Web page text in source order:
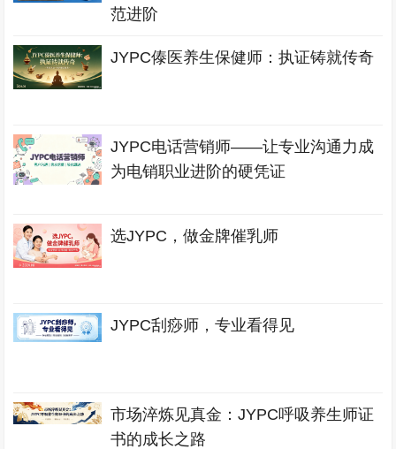
范进阶
JYPC傣医养生保健师：执证铸就传奇
JYPC电话营销师——让专业沟通力成
为电销职业进阶的硬凭证
选JYPC，做金牌催乳师
JYPC刮痧师，专业看得见
市场淬炼见真金：JYPC呼吸养生师证
书的成长之路